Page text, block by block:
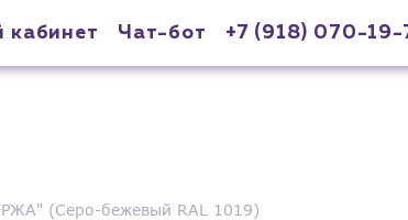
кабинет Чат-бот +7 (918) 070-19-
(Серо-бежевый RAL 1019)